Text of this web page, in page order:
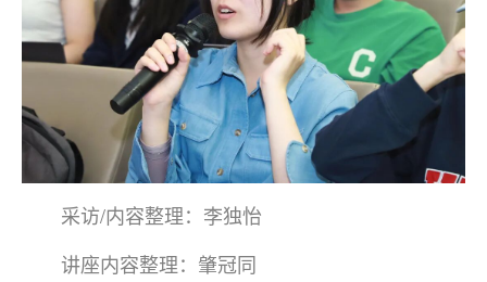
采访/内容整理：李独怡
讲座内容整理：肇冠同